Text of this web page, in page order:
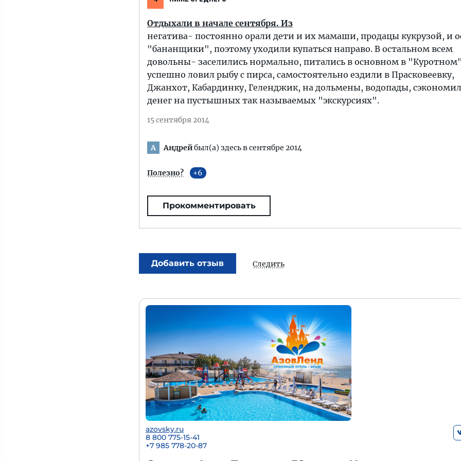
Отдыхали в начале сентября. Из
негатива- постоянно орали дети и их мамаши, продацы кукрузой, и
"бананщики", поэтому уходили купаться направо. В остальном всем
довольны- заселились нормально, питались в основном в
успешно ловил рыбу с пирса, самостоятельно ездили в Прасковеевку,
Джанхот, Кабардинку, Геленджик, на дольмены, водопады,
денег на пустышных так называемых "экскурсиях".
15 сентября 2014
А Андрейбыл(а) здесь в сентябре 2014
Полезно? 6
Прокомментировать
Добавить отзыв Следить
azovsky.ru
8 800 775-15-41
+7 985 778-20-87